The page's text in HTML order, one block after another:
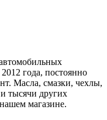
года, постоянно
Масла, смазки, чехлы,
тысячи других
магазине.